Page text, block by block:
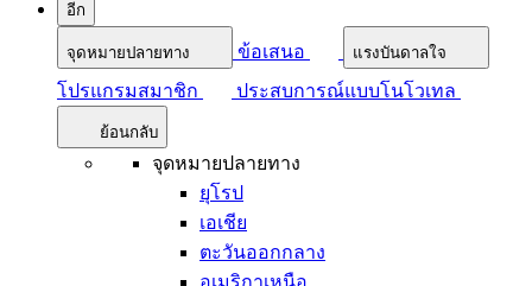
อีก
จุดหมายปลายทาง ข้อเสนอ แรงบันดาลใจ
โปรแกรมสมาชิก ประสบการณ์แบบโนโวเทล
ย้อนกลับ
จุดหมายปลายทาง
ยุโรป
เอเชีย
ตะวันออกกลาง
อเมริกาเหนือ